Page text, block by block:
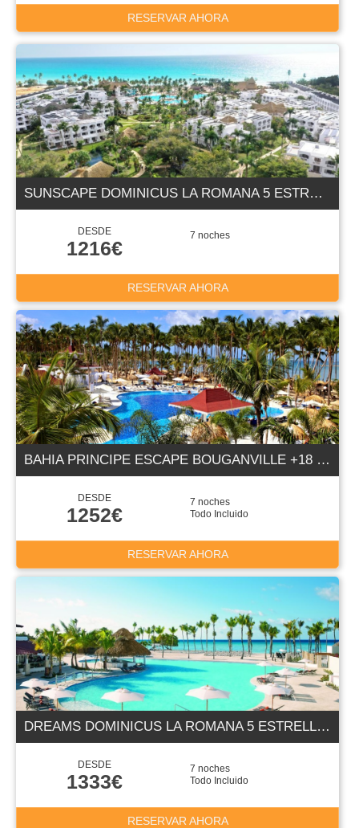
RESERVAR AHORA
SUNSCAPE DOMINICUS LA ROMANA 5 ESTRELLAS
DESDE
1216€
7 noches
RESERVAR AHORA
BAHIA PRINCIPE ESCAPE BOUGANVILLE +18 5E
DESDE
1252€
7 noches
Todo Incluido
RESERVAR AHORA
DREAMS DOMINICUS LA ROMANA 5 ESTRELLAS
DESDE
1333€
7 noches
Todo Incluido
RESERVAR AHORA